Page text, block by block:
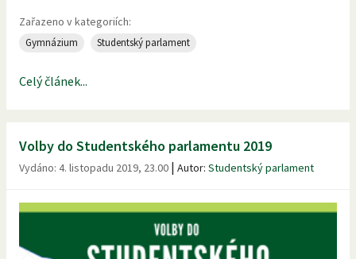
Zařazeno v kategoriích:
Gymnázium Studentský parlament
Celý článek...
Volby do Studentského parlamentu 2019
Vydáno: 4. listopadu 2019, 23.00 | Autor: Studentský parlament